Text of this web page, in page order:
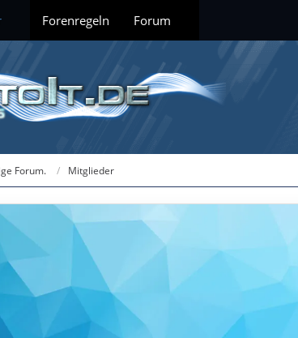
Forenregeln Forum
Forum. Mitglieder